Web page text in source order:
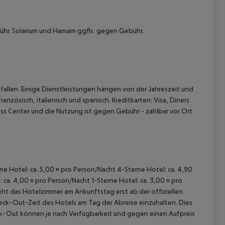
Solarium und Hamam ggfls. gegen Gebühr.
Einige Dienstleistungen hängen von der Jahreszeit und
italienisch und spanisch. Kreditkarten: Visa, Diners
Center und die Nutzung ist gegen Gebühr - zahlbar vor Ort
Hotel: ca. 5,00 ¤ pro Person/Nacht 4-Sterne Hotel: ca. 4,90
4,00 ¤ pro Person/Nacht 1-Sterne Hotel: ca. 3,00 ¤ pro
das Hotelzimmer am Ankunftstag erst ab der offiziellen
Out-Zeit des Hotels am Tag der Abreise einzuhalten. Dies
Out können je nach Verfügbarkeit und gegen einen Aufpreis